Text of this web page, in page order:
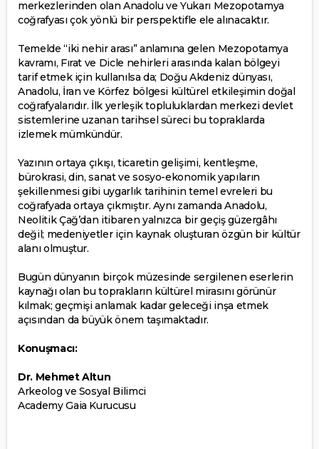
merkezlerinden olan Anadolu ve Yukarı Mezopotamya
coğrafyası çok yönlü bir perspektifle ele alınacaktır.
Temelde “iki nehir arası” anlamına gelen Mezopotamya
kavramı, Fırat ve Dicle nehirleri arasında kalan bölgeyi
tarif etmek için kullanılsa da; Doğu Akdeniz dünyası,
Anadolu, İran ve Körfez bölgesi kültürel etkileşimin doğal
coğrafyalarıdır. İlk yerleşik topluluklardan merkezi devlet
sistemlerine uzanan tarihsel süreci bu topraklarda
izlemek mümkündür.
Yazının ortaya çıkışı, ticaretin gelişimi, kentleşme,
bürokrasi, din, sanat ve sosyo-ekonomik yapıların
şekillenmesi gibi uygarlık tarihinin temel evreleri bu
coğrafyada ortaya çıkmıştır. Aynı zamanda Anadolu,
Neolitik Çağ’dan itibaren yalnızca bir geçiş güzergâhı
değil; medeniyetler için kaynak oluşturan özgün bir kültür
alanı olmuştur.
Bugün dünyanın birçok müzesinde sergilenen eserlerin
kaynağı olan bu toprakların kültürel mirasını görünür
kılmak; geçmişi anlamak kadar geleceği inşa etmek
açısından da büyük önem taşımaktadır.
Konuşmacı:
Dr. Mehmet Altun
Arkeolog ve Sosyal Bilimci
Academy Gaia Kurucusu